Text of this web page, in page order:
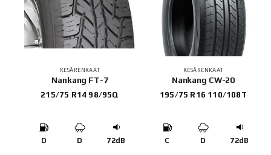
KESÄRENKAAT
Nankang FT-7
215/75 R14 98/95Q
D D 72dB
KESÄRENKAAT
Nankang CW-20
195/75 R16 110/108T
C D 72dB